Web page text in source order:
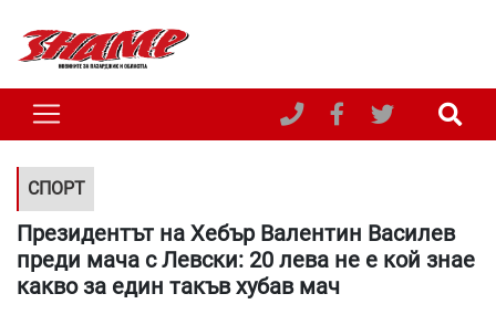
СПОРТ
Президентът на Хебър Валентин Василев
преди мача с Левски: 20 лева не е кой знае
какво за един такъв хубав мач